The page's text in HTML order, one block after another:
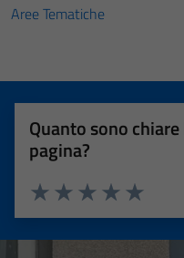
Aree Tematiche
Quanto sono
pagina?
Valuta 5
Valuta 4
Valuta 3 stelle
Valuta 2 stelle su 5
Valuta 1 stelle su 5